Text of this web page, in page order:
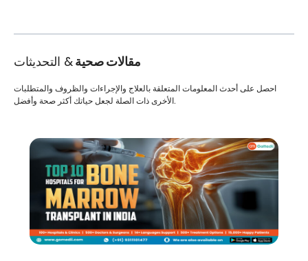
مقالات صحية& التحديثات
احصل على أحدث المعلومات المتعلقة بالعلاج والإجراءات والظروف والمتطلبات
الأخرى ذات الصلة لجعل حياتك أكثر صحة وأفضل.